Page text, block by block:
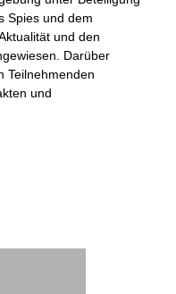
Spies und dem
und den
Darüber
Teilnehmenden
und